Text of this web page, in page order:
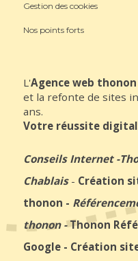
Gestion des cookies
Nos points forts
L'Agence web thonon
et la refonte de sites
ans.
Votre réussite
Conseils Internet-
Chablais- Création
thonon -
thonon-Thonon
Google - Création